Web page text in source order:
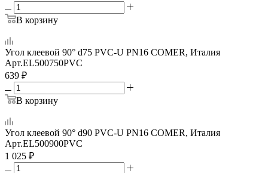
В корзину
Угол клеевой 90° d75 PVC-U PN16 COMER, Италия
Арт.EL500750PVC
639 ₽
В корзину
Угол клеевой 90° d90 PVC-U PN16 COMER, Италия
Арт.EL500900PVC
1 025 ₽